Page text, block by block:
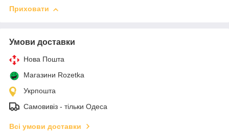
Приховати
Умови доставки
Нова Пошта
Магазини Rozetka
Укрпошта
Самовивіз - тільки Одеса
Всі умови доставки